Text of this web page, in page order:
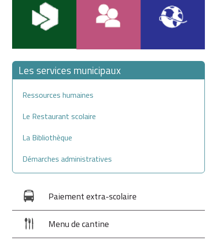
Les services municipaux
Ressources humaines
Le Restaurant scolaire
La Bibliothèque
Démarches administratives
Paiement extra-scolaire
Menu de cantine